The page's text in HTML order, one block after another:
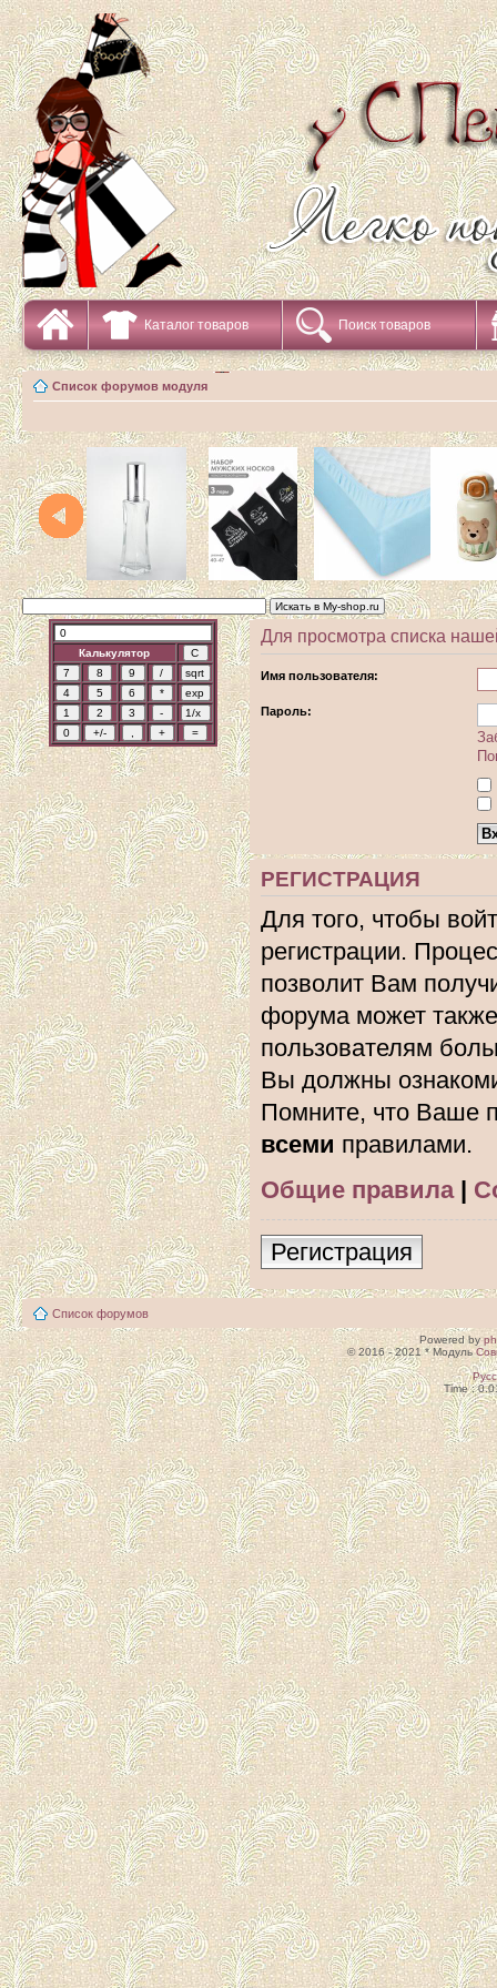
Каталог товаров Поиск товаров
Список форумов модуля
Калькулятор
Для просмотра списка
Имя пользователя:
Пароль:
РЕГИСТРАЦИЯ
Для того, чтобы
регистрации.
позволит Вам
форума может
пользователям
Вы должны
Помните, что Ваше
всеми правилами.
Общие правила|
Регистрация
Список форумов
Powered by
© 2016 - 2021 * Модуль
Time :